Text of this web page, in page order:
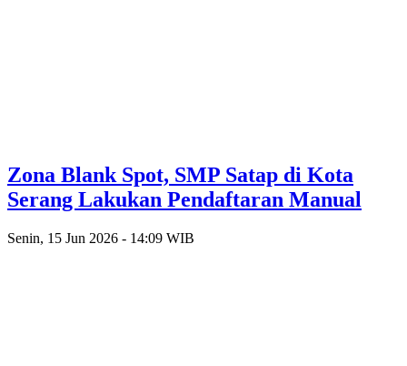
Zona Blank Spot, SMP Satap di Kota
Serang Lakukan Pendaftaran Manual
Senin, 15 Jun 2026 - 14:09 WIB